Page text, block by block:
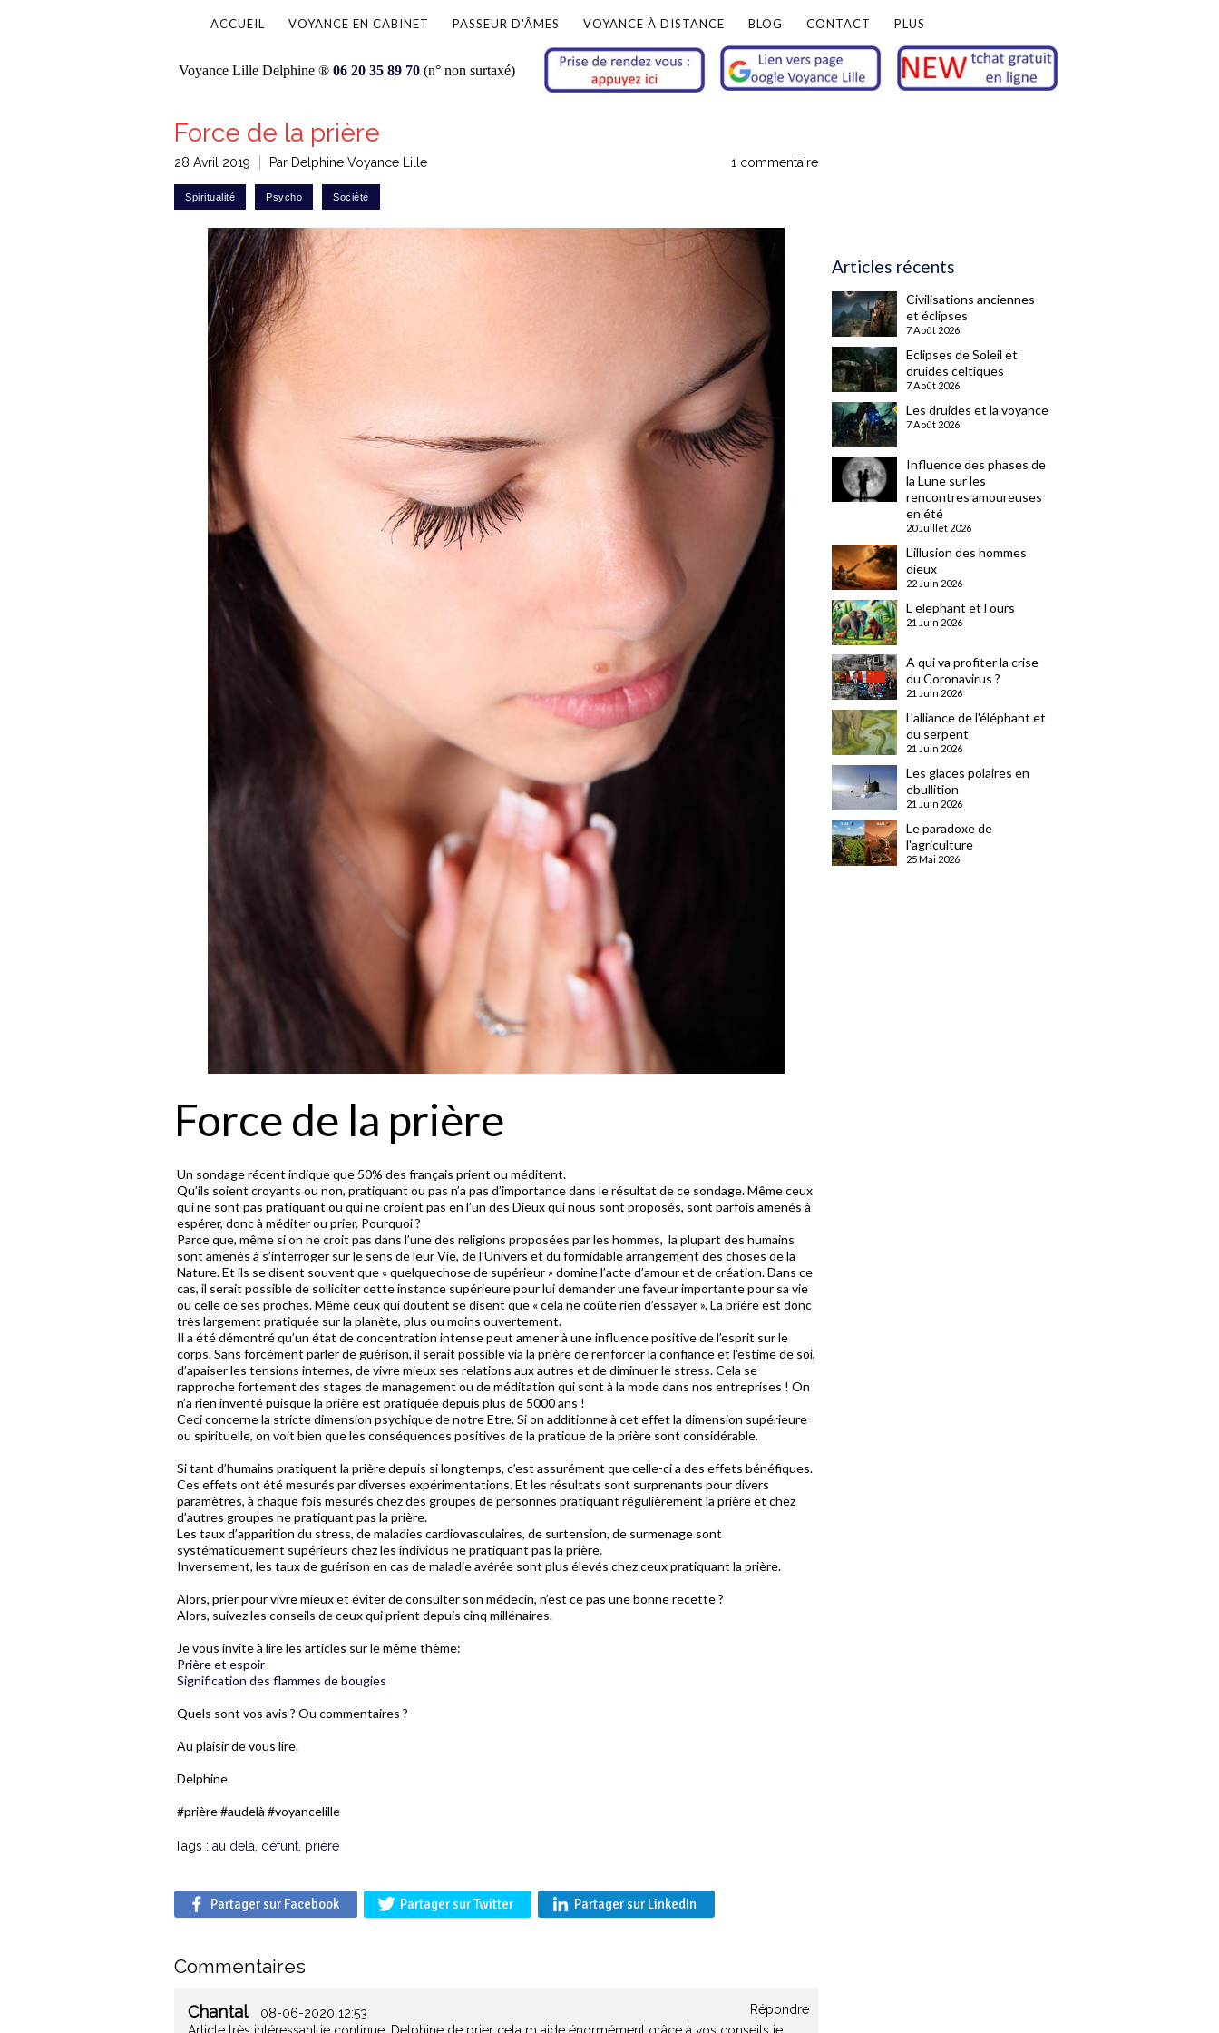
Voyance Lille Delphine ® 06 20 35 89 70 (n° non surtaxé)
ACCUEIL VOYANCE EN CABINET PASSEUR D'ÂMES VOYANCE À DISTANCE BLOG CONTACT PLUS
Force de la prière
28 Avril 2019 Par Delphine Voyance Lille 1 commentaire
Force de la prière
Un sondage récent indique que 50% des français prient ou méditent.
Qu’ils soient croyants ou non, pratiquant ou pas n’a pas d’importance dans le résultat de ce sondage. Même ceux
qui ne sont pas pratiquant ou qui ne croient pas en l’un des Dieux qui nous sont proposés, sont parfois amenés à
espérer, donc à méditer ou prier. Pourquoi ?
Parce que, même si on ne croit pas dans l’une des religions proposées par les hommes, la plupart des humains
sont amenés à s’interroger sur le sens de leur Vie, de l’Univers et du formidable arrangement des choses de la
Nature. Et ils se disent souvent que « quelquechose de supérieur » domine l’acte d’amour et de création. Dans ce
cas, il serait possible de solliciter cette instance supérieure pour lui demander une faveur importante pour sa vie
ou celle de ses proches. Même ceux qui doutent se disent que « cela ne coûte rien d’essayer ». La prière est donc
très largement pratiquée sur la planète, plus ou moins ouvertement.
Il a été démontré qu’un état de concentration intense peut amener à une influence positive de l’esprit sur le
corps. Sans forcément parler de guérison, il serait possible via la prière de renforcer la confiance et l'estime de soi,
d’apaiser les tensions internes, de vivre mieux ses relations aux autres et de diminuer le stress. Cela se
rapproche fortement des stages de management ou de méditation qui sont à la mode dans nos entreprises ! On
n’a rien inventé puisque la prière est pratiquée depuis plus de 5000 ans !
Ceci concerne la stricte dimension psychique de notre Etre. Si on additionne à cet effet la dimension supérieure
ou spirituelle, on voit bien que les conséquences positives de la pratique de la prière sont considérable.
Si tant d’humains pratiquent la prière depuis si longtemps, c’est assurément que celle-ci a des effets bénéfiques.
Ces effets ont été mesurés par diverses expérimentations. Et les résultats sont surprenants pour divers
paramètres, à chaque fois mesurés chez des groupes de personnes pratiquant régulièrement la prière et chez
d’autres groupes ne pratiquant pas la prière.
Les taux d’apparition du stress, de maladies cardiovasculaires, de surtension, de surmenage sont
systématiquement supérieurs chez les individus ne pratiquant pas la prière.
Inversement, les taux de guérison en cas de maladie avérée sont plus élevés chez ceux pratiquant la prière.
Alors, prier pour vivre mieux et éviter de consulter son médecin, n’est ce pas une bonne recette ?
Alors, suivez les conseils de ceux qui prient depuis cinq millénaires.
Je vous invite à lire les articles sur le même thème:
Prière et espoir
Signification des flammes de bougies
Quels sont vos avis ? Ou commentaires ?
Au plaisir de vous lire.
Delphine
#prière #audelà #voyancelille
Tags : au delà défunt prière
Partager sur Facebook Partager sur Twitter Partager sur LinkedIn
Commentaires
Chantal 08-06-2020 12:53
Répondre
Articles récents
Civilisations anciennes
et éclipses
7 Août 2026
Eclipses de Soleil et
druides celtiques
7 Août 2026
Les druides et la voyance
7 Août 2026
Influence des phases de
la Lune sur les
rencontres amoureuses
en été
20 Juillet 2026
L'illusion des hommes
dieux
22 Juin 2026
L elephant et l ours
21 Juin 2026
A qui va profiter la crise
du Coronavirus ?
21 Juin 2026
L'alliance de l'éléphant et
du serpent
21 Juin 2026
Les glaces polaires en
ebullition
21 Juin 2026
Le paradoxe de
l'agriculture
25 Mai 2026